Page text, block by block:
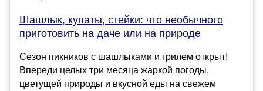
Шашлык, купаты, стейки: что необычного
приготовить на даче или на природе
Сезон пикников с шашлыками и грилем открыт!
Впереди целых три месяца жаркой погоды,
цветущей природы и вкусной еды на свежем